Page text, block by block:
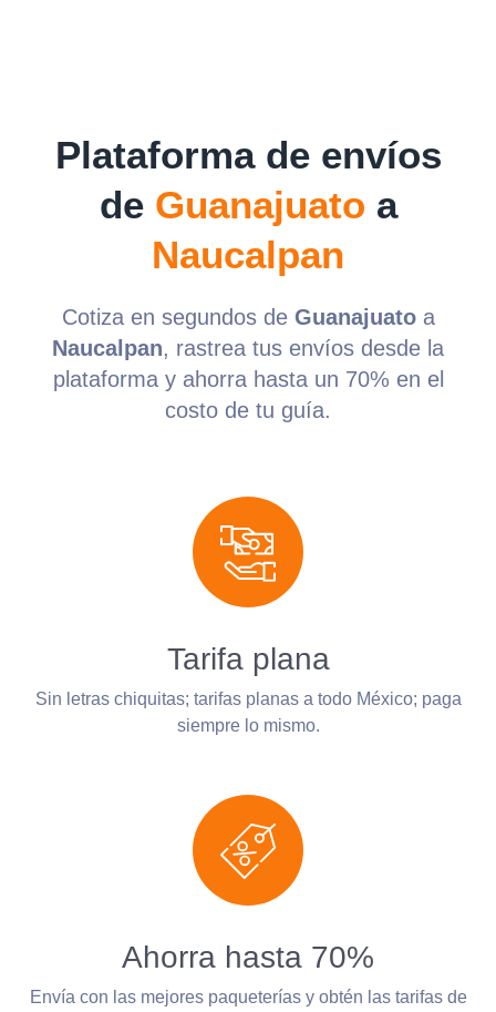
Plataforma de envíos
de Guanajuato a
Naucalpan
Cotiza en segundos de Guanajuatoa
Naucalpan, rastrea tus envíos desde la
plataforma y ahorra hasta un 70% en el
costo de tu guía.
Tarifa plana
Sin letras chiquitas; tarifas planas a todo México; paga
siempre lo mismo.
Ahorra hasta 70%
Envía con las mejores paqueterías y obtén las tarifas de